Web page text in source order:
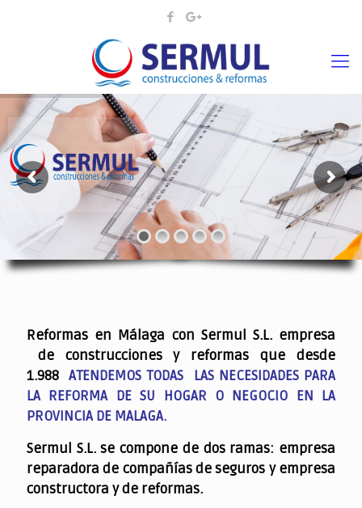
¡¡DAMOS VIDA A SUS
Reformas en Málaga con Sermul S.L. empresa
de construcciones y reformas que desde
1.988ATENDEMOS TODAS LAS NECESIDADES PARA
LA REFORMA DE SU HOGAR O NEGOCIO EN LA
PROVINCIA DE MALAGA.
Sermul S.L. se compone de dos ramas: empresa
reparadora de compañías de seguros y empresa
constructora y de reformas.